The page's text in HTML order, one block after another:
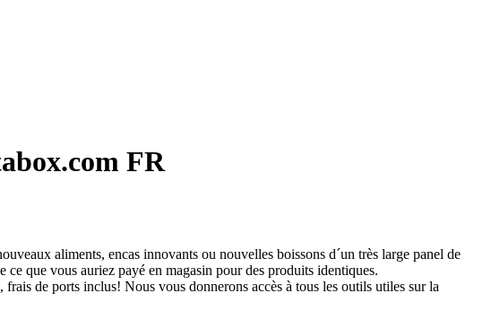
FR
aliments, encas innovants ou nouvelles boissons d´un très large panel de
que vous auriez payé en magasin pour des produits identiques.
de ports inclus! Nous vous donnerons accès à tous les outils utiles sur la